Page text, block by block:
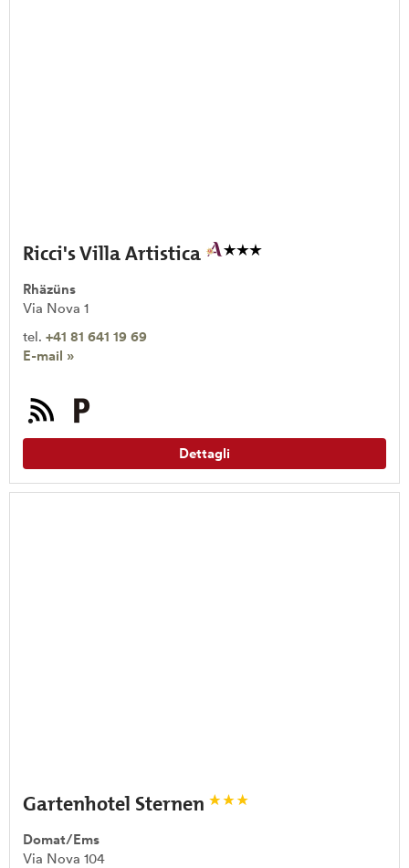
Ricci's Villa Artistica
Rhäzüns
Via Nova 1
tel. +41 81 641 19 69
E-mail »
Dettagli
Gartenhotel Sternen
Domat/Ems
Via Nova 104